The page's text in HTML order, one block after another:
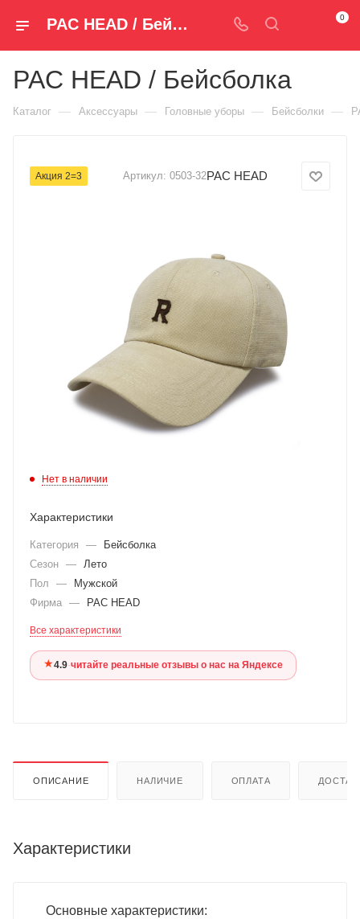
PAC HEAD / Бейсболка 0503-32 — купить за 790 руб. ₽ в Spm-Shop.ru | Хумтто.РФ - Спорт+Мода 0
PAC HEAD / Бейсболка
Каталог — Аксессуары — Головные уборы — Бейсболки —
Акция 2=3 Артикул: 0503-32PAC HEAD
Нет в наличии
Характеристики
Категория —
Бейсболка
Сезон —
Лето
Пол
—
Мужской
Фирма — PAC HEAD
Все характеристики
★4.9·читайте реальные отзывы о нас на Яндексе
ОПИСАНИЕ НАЛИЧИЕ ОПЛАТА
Характеристики
Основные характеристики: